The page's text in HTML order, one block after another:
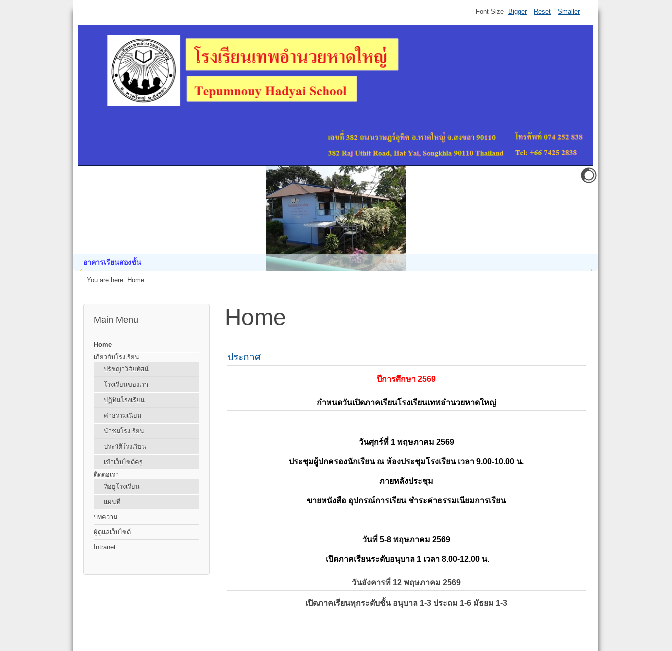
อาคารเรียนสองชั้น
Font Size Bigger Reset Smaller
You are here: Home
Main Menu
Home
เกี่ยวกับโรงเรียน
ปรัชญาวิสัยทัศน์
โรงเรียนของเรา
ปฏิทินโรงเรียน
ค่าธรรมเนียม
นำชมโรงเรียน
ประวัติโรงเรียน
เข้าเว็บไซต์ครู
ติดต่อเรา
ที่อยู่โรงเรียน
แผนที่
บทความ
ผู้ดูแลเว็บไซต์
Intranet
Home
ประกาศ
ปีการศึกษา 2569
กำหนดวันเปิดภาคเรียนโรงเรียนเทพอำนวยหาดใหญ่
วันศุกร์ที่ 1 พฤษภาคม 2569
ประชุมผู้ปกครองนักเรียน ณ ห้องประชุมโรงเรียน เวลา 9.00-10.00 น.
ภายหลังประชุม
ขายหนังสือ อุปกรณ์การเรียน ชำระค่าธรรมเนียมการเรียน
วันที่ 5-8 พฤษภาคม 2569
เปิดภาคเรียนระดับอนุบาล 1 เวลา 8.00-12.00 น.
วันอังคารที่ 12 พฤษภาคม 2569
เปิดภาคเรียนทุกระดับชั้น อนุบาล 1-3 ประถม 1-6 มัธยม 1-3